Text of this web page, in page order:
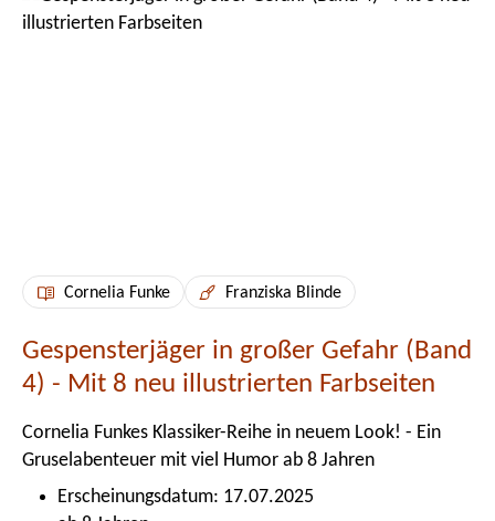
Cornelia Funke Franziska Blinde
Gespensterjäger in großer Gefahr (Band
4) - Mit 8 neu illustrierten Farbseiten
Cornelia Funkes Klassiker-Reihe in neuem Look! - Ein
Gruselabenteuer mit viel Humor ab 8 Jahren
Erscheinungsdatum: 17.07.2025